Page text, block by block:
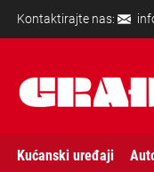
Kontaktirajte nas:
Kućanski uređaji